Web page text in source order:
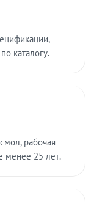
каталогу.
рабочая
менее 25 лет.